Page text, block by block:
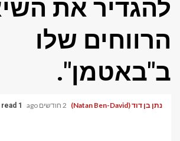
להגדיר את
הרווחים שלו
ב"באטמן".
נתן בן דוד (Natan Ben-David) 2 חודשים ago 1 min read